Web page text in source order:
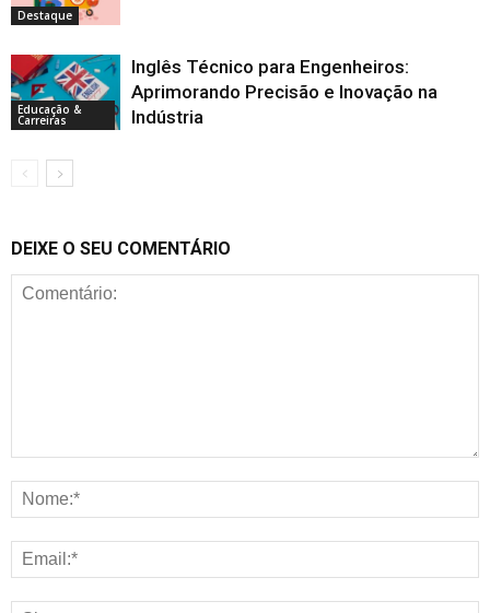
Destaque
Educação &
Carreiras
Inglês Técnico para Engenheiros:
Aprimorando Precisão e Inovação na
Indústria
DEIXE O SEU COMENTÁRIO